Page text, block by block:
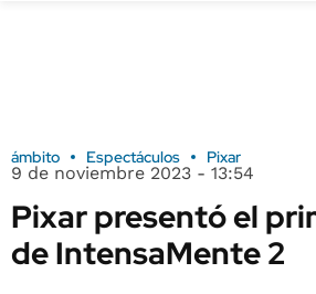
ámbito Espectáculos Pixar
9 de noviembre 2023 - 13:54
Pixar presentó el
de IntensaMente 2